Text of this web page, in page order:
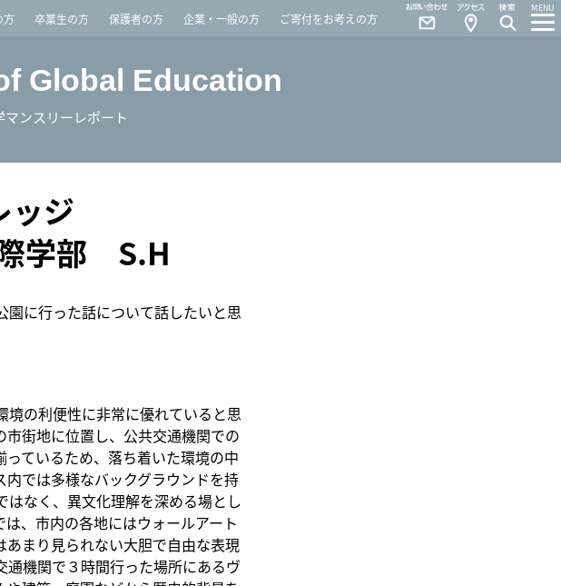
方 卒業生の方 保護者の方 企業・一般の方 ご寄付をお考えの方
MENU
Access
Contact
Global Education
ンスリーレポート
ッジ
学部 S.H
に行った話について話したいと思
の利便性に非常に優れていると思
街地に位置し、公共交通機関での
ているため、落ち着いた環境の中
では多様なバックグラウンドを持
なく、異文化理解を深める場とし
、市内の各地にはウォールアート
まり見られない大胆で自由な表現
機関で３時間行った場所にあるヴ